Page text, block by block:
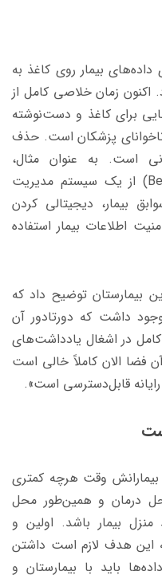
بیمار روی کاغذ به
اکنون زمان خلاصی کامل از
برای کاغذ و دست‌نوشته
پزشکان است. حذف
است. به‌ عنوان‌ مثال،
بیمارستان بدفوردشایر (Bedfordshire) از یک سیستم مدیریت
بیمار، دیجیتالی کردن
اطلاعات بیمار استفاده
توضیح داد که
داشت که دورتادور آن
در اشغال یادداشت‌های
فضا الان کاملاً خالی است
قابل‌دسترسی است».
بیمارانش وقت هرچه کمتری
درمان و همین‌طور محل
بیمار باشد. اولین و
این هدف لازم است داشتن
باید با بیمارستان و